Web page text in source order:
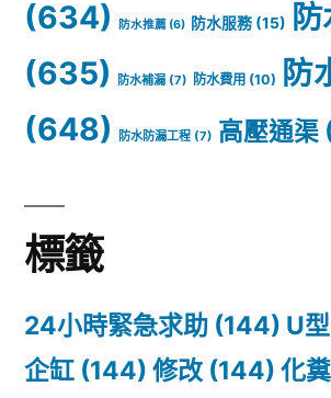
(634)
防水推薦 (6) 防水服務 (15)
(635)
防水補漏 (7) 防水費用 (10)
防
(648)
防水防漏工程 (7) 高壓通渠
標籤
24小時緊急求助 (144) U
企缸 (144) 修改 (144) 化糞